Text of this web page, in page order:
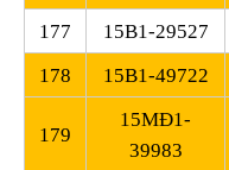
177
15B1-29527
178
15B1-49722
179
15MĐ1-
39983